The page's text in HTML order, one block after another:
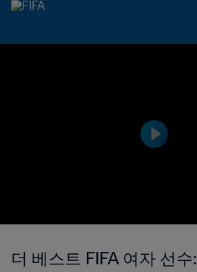
더 베스트 FIFA 여자 선